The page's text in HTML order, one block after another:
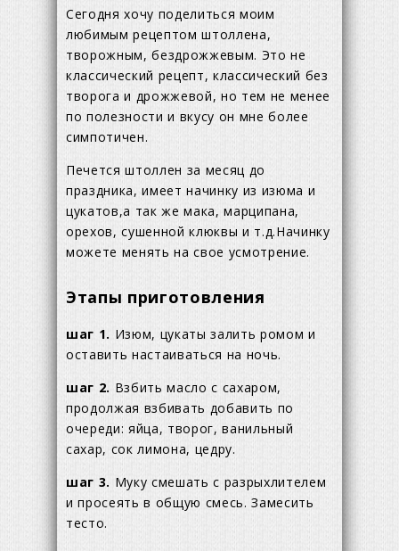
Сегодня хочу поделиться моим
любимым рецептом штоллена,
творожным, бездрожжевым. Это не
классический рецепт, классический без
творога и дрожжевой, но тем не менее
по полезности и вкусу он мне более
симпотичен.
Печется штоллен за месяц до
праздника, имеет начинку из изюма и
цукатов,а так же мака, марципана,
орехов, сушенной клюквы и т.д.Начинку
можете менять на свое усмотрение.
Этапы приготовления
шаг 1. Изюм, цукаты залить ромом и
оставить настаиваться на ночь.
шаг 2. Взбить масло с сахаром,
продолжая взбивать добавить по
очереди: яйца, творог, ванильный
сахар, сок лимона, цедру.
шаг 3. Муку смешать с разрыхлителем
и просеять в общую смесь. Замесить
тесто.